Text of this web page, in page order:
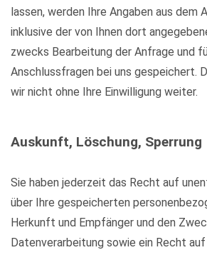
lassen, werden Ihre Angaben aus dem
inklusive der von Ihnen dort
zwecks Bearbeitung der Anfrage und
Anschlussfragen bei uns gespeichert.
wir nicht ohne Ihre Einwilligung weiter.
Auskunft, Löschung, Sperrung
Sie haben jederzeit das Recht auf
über Ihre gespeicherten
Herkunft und Empfänger und den
Datenverarbeitung sowie ein Recht